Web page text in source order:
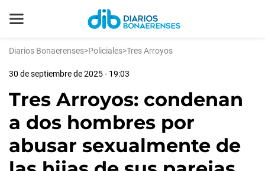
Diarios Bonaerenses>Policiales>Tres Arroyos
30 de septiembre de 2025 - 19:03
Tres Arroyos: condenan
a dos hombres por
abusar sexualmente de